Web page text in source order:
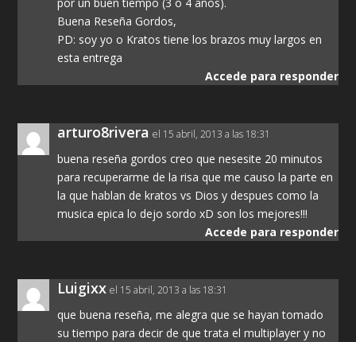
Buena Reseña Gordos,
PD: soy yo o Kratos tiene los brazos muy largos en
esta entrega
Accede para responder
arturo8rivera el 15 abril, 2013 a las 18:31
buena reseña gordos creo que nesesite 20 minutos
para recuperarme de la risa que me causo la parte en
la que hablan de kratos vs Dios y despues como la
musica epica lo dejo sordo xD son los mejores!!!
Accede para responder
Luigixx el 15 abril, 2013 a las 18:31
que buena reseña, me alegra que se hayan tomado
su tiempo para decir de que trata el multiplayer y no